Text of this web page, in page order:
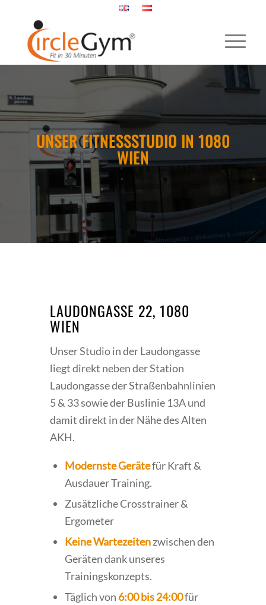
UNSER FITNESSSTUDIO IN 1080
WIEN
LAUDONGASSE 22, 1080
WIEN
Unser Studio in der Laudongasse
liegt direkt neben der Station
Laudongasse der Straßenbahnlinien
5 & 33 sowie der Buslinie 13A und
damit direkt in der Nähe des Alten
AKH.
Modernste Gerätefür Kraft &
Ausdauer Training.
Zusätzliche Crosstrainer &
Ergometer
Keine Wartezeitenzwischen den
Geräten dank unseres
Trainingskonzepts.
Täglich von 6:00 bis 24:00für